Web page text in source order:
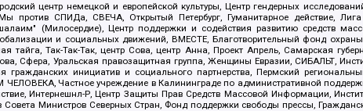
центр немецкой и европейской культуры, Центр гендерных
СПИДа, СВЕЧА, Открытый Петербург, Гуманитарное действие, Лига
(Милосердие), Центр поддержки и содействия развитию средств
и социальных движений, ВМЕСТЕ, Благотворительный фонд
тайга, Так-Так-Так, центр Сова, центр Анна, Проект Апрель, Самарская
Сфера, Уральская правозащитная группа, Женщины Евразии, СИБАЛЬТ,
гражданских инициатив и социального партнерства, Пермский
Частное учреждение в Калининграде по административной
Интернешнл-Р, Центр Защиты Прав Средств Массовой Информации,
Совета Министров Северных Стран, Фонд поддержки свободы прессы,